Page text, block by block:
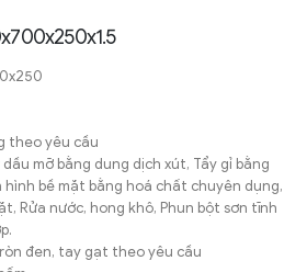
theo yêu cầu
mỡ bằng dung dịch xút, Tẩy gỉ bằng
hình bề mặt bằng hoá chất chuyên dụng,
Rửa nước, hong khô, Phun bột sơn tĩnh
đen, tay gạt theo yêu cầu